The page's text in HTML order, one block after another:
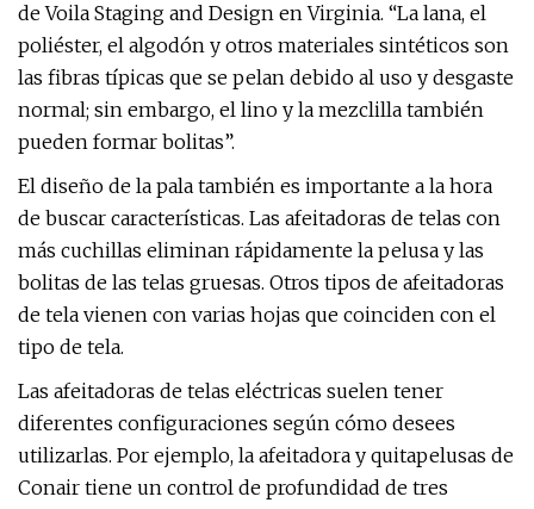
de Voila Staging and Design en Virginia. “La lana, el
poliéster, el algodón y otros materiales sintéticos son
las fibras típicas que se pelan debido al uso y desgaste
normal; sin embargo, el lino y la mezclilla también
pueden formar bolitas”.
El diseño de la pala también es importante a la hora
de buscar características. Las afeitadoras de telas con
más cuchillas eliminan rápidamente la pelusa y las
bolitas de las telas gruesas. Otros tipos de afeitadoras
de tela vienen con varias hojas que coinciden con el
tipo de tela.
Las afeitadoras de telas eléctricas suelen tener
diferentes configuraciones según cómo desees
utilizarlas. Por ejemplo, la afeitadora y quitapelusas de
Conair tiene un control de profundidad de tres